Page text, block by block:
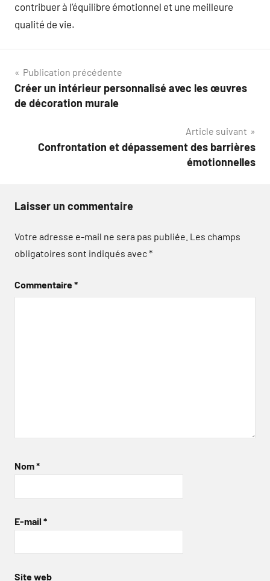
contribuer à l’équilibre émotionnel et une meilleure
qualité de vie.
Navigation
de
Publication précédente
Créer un intérieur personnalisé avec les œuvres
de décoration murale
Article suivant
Confrontation et dépassement des barrières
émotionnelles
Laisser un commentaire
Votre adresse e-mail ne sera pas publiée. Les champs
obligatoires sont indiqués avec*
Commentaire*
Nom*
E-mail *
Site web